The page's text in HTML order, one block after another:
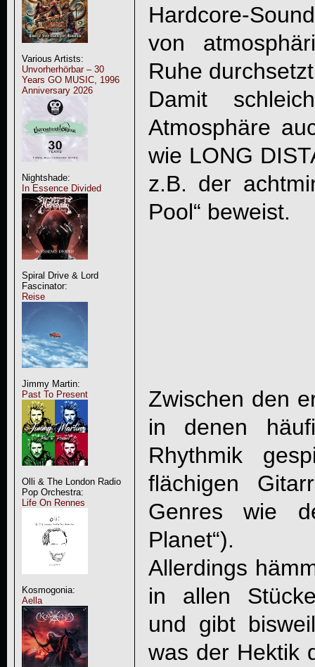
Various Artists:
Unvorherhörbar – 30
Years GO MUSIC, 1996
Anniversary 2026
Nightshade:
In Essence Divided
Spiral Drive & Lord
Fascinator:
Reise
Jimmy Martin:
Past To Present
Olli & The London Radio
Pop Orchestra:
Life On Rennes
Kosmogonia:
Aella
Hardcore-
von
Ruhe
Damit
Atmosphäre
wie LONG
z.B. der
Pool“ beweist.
Zwischen den
in denen
Rhythmik
flächigen
Genres wie
Planet“).
Allerdings
in allen
und gibt
was der Hektik